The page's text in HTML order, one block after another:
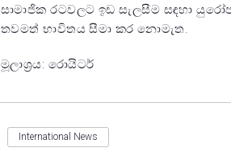
සාමාජික රටවලට ඉඩ සැලසීම සඳහා
තවමත් භාවිතය සීමා කර නොමැත.
මූලාශ්‍රය: රොයිටර්
International News